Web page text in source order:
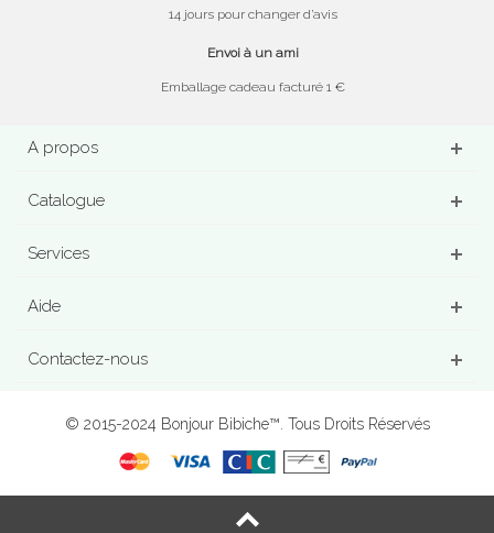
14 jours pour changer d’avis
Envoi à un ami
Emballage cadeau facturé 1 €
A propos
Catalogue
Services
Aide
Contactez-nous
© 2015-2024 Bonjour Bibiche™. Tous Droits Réservés